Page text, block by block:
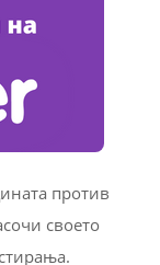
против
своето